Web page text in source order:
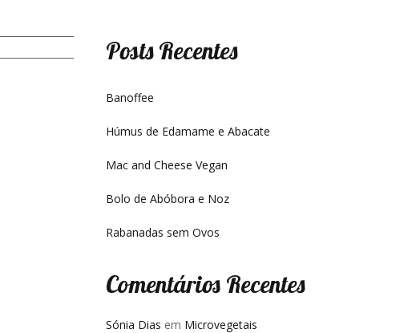
Posts Recentes
Banoffee
Húmus de Edamame e Abacate
Mac and Cheese Vegan
Bolo de Abóbora e Noz
Rabanadas sem Ovos
Comentários Recentes
Sónia Dias em Microvegetais